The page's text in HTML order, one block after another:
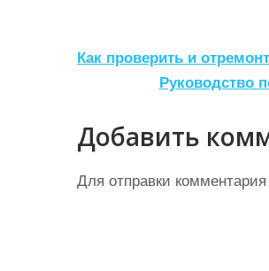
Н
в
и
г
Как проверить и
Руководство
Добавить
Для отправки